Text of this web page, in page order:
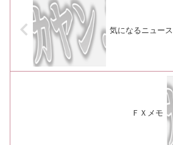
気になるニュース
ＦＸメモ